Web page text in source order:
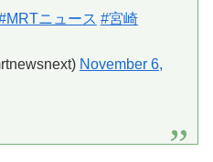
ニュース #宮崎
November 6,